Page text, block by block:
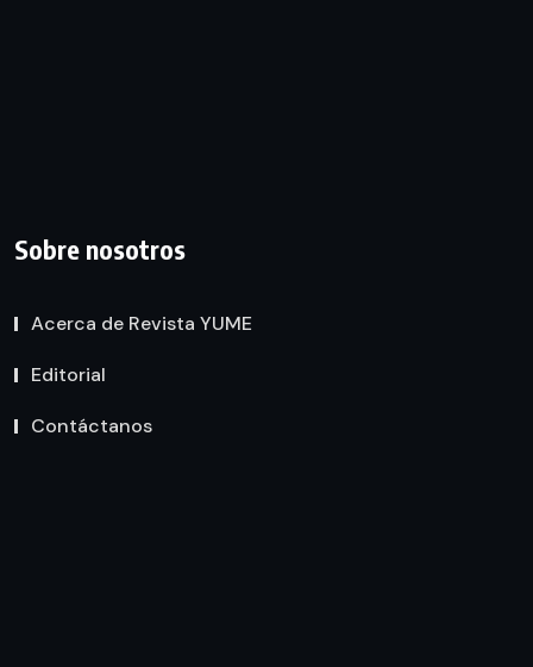
Sobre nosotros
Acerca de Revista YUME
Editorial
Contáctanos